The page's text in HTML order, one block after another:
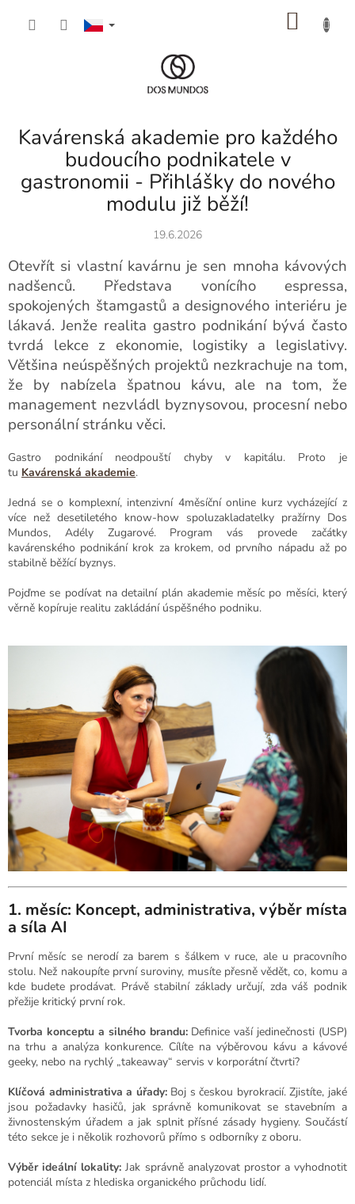
Kavárenská akademie pro každého
budoucího podnikatele v
gastronomii - Přihlášky do nového
modulu již běží!
19.6.2026
Otevřít si vlastní kavárnu je sen mnoha kávových
nadšenců. Představa vonícího espressa,
spokojených štamgastů a designového interiéru je
lákavá. Jenže realita gastro podnikání bývá často
tvrdá lekce z ekonomie, logistiky a legislativy.
Většina neúspěšných projektů nezkrachuje na tom,
že by nabízela špatnou kávu, ale na tom, že
management nezvládl byznysovou, procesní nebo
personální stránku věci.
Gastro podnikání neodpouští chyby v kapitálu. Proto je
tu Kavárenská akademie.
Jedná se o komplexní, intenzivní 4měsíční online kurz vycházející z
více než desetiletého know-how spoluzakladatelky pražírny Dos
Mundos, Adély Zugarové. Program vás provede začátky
kavárenského podnikání krok za krokem, od prvního nápadu až po
stabilně běžící byznys.
Pojďme se podívat na detailní plán akademie měsíc po měsíci, který
věrně kopíruje realitu zakládání úspěšného podniku.
1. měsíc: Koncept, administrativa, výběr místa
a síla AI
První měsíc se nerodí za barem s šálkem v ruce, ale u pracovního
stolu. Než nakoupíte první suroviny, musíte přesně vědět, co, komu a
kde budete prodávat. Právě stabilní základy určují, zda váš podnik
přežije kritický první rok.
Tvorba konceptu a silného brandu:Definice vaší jedinečnosti (USP)
na trhu a analýza konkurence. Cílíte na výběrovou kávu a kávové
geeky, nebo na rychlý „takeaway“ servis v korporátní čtvrti?
Klíčová administrativa a úřady:Boj s českou byrokracií. Zjistíte, jaké
jsou požadavky hasičů, jak správně komunikovat se stavebním a
živnostenským úřadem a jak splnit přísné zásady hygieny. Součástí
této sekce je i několik rozhovorů přímo s odborníky z oboru.
Výběr ideální lokality: Jak správně analyzovat prostor a vyhodnotit
potenciál místa z hlediska organického průchodu lidí.